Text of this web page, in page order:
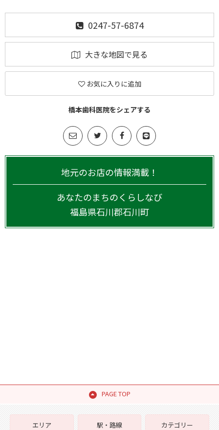
0247-57-6874
大きな地図で見る
お気に入りに追加
橋本歯科医院をシェアする
地元のお店の情報満載！
あなたのまちのくらしなび
福島県石川郡石川町
PAGE TOP
エリア
駅・路線
カテゴリー